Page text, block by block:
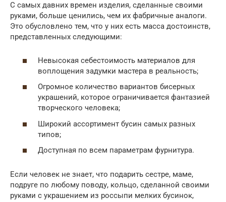
С самых давних времен изделия, сделанные своими
руками, больше ценились, чем их фабричные аналоги.
Это обусловлено тем, что у них есть масса достоинств,
представленных следующими:
Невысокая себестоимость материалов для
воплощения задумки мастера в реальность;
Огромное количество вариантов бисерных
украшений, которое ограничивается фантазией
творческого человека;
Широкий ассортимент бусин самых разных
типов;
Доступная по всем параметрам фурнитура.
Если человек не знает, что подарить сестре, маме,
подруге по любому поводу, кольцо, сделанной своими
руками с украшением из россыпи мелких бусинок,